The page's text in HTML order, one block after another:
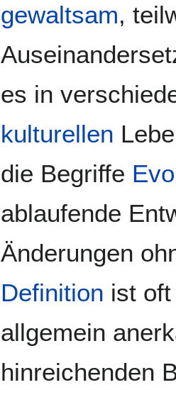
gewaltsam,
es in
kulturellen
die Begriffe
ablaufende
Änderungen
Definition ist
allgemein
hinreichenden